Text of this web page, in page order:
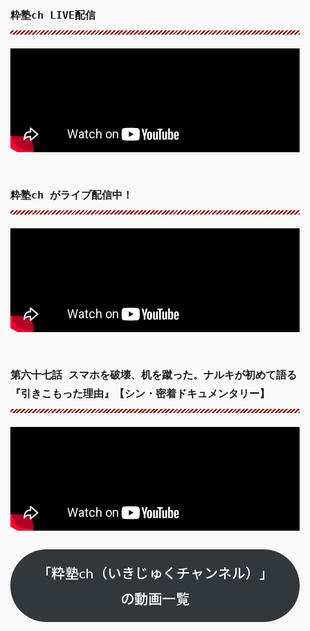
粋塾ch LIVE配信
粋塾ch がライブ配信中！
第六十七話 スマホを破壊、机を蹴った。ナルキが初めて語る
『引きこもった理由』【シン・密着ドキュメンタリー】
「粋塾ch（いきじゅくチャンネル）」
の動画一覧